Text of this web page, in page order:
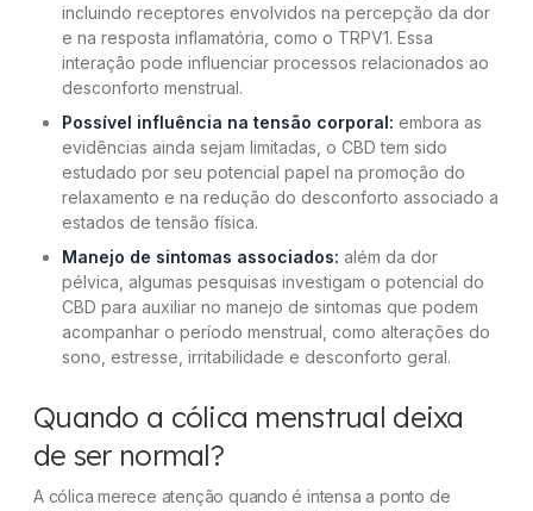
incluindo receptores envolvidos na percepção da dor
e na resposta inflamatória, como o TRPV1. Essa
interação pode influenciar processos relacionados ao
desconforto menstrual.
Possível influência na tensão corporal: embora as
evidências ainda sejam limitadas, o CBD tem sido
estudado por seu potencial papel na promoção do
relaxamento e na redução do desconforto associado a
estados de tensão física.
Manejo de sintomas associados: além da dor
pélvica, algumas pesquisas investigam o potencial do
CBD para auxiliar no manejo de sintomas que podem
acompanhar o período menstrual, como alterações do
sono, estresse, irritabilidade e desconforto geral.
Quando a cólica menstrual deixa
de ser normal?
A cólica merece atenção quando é intensa a ponto de